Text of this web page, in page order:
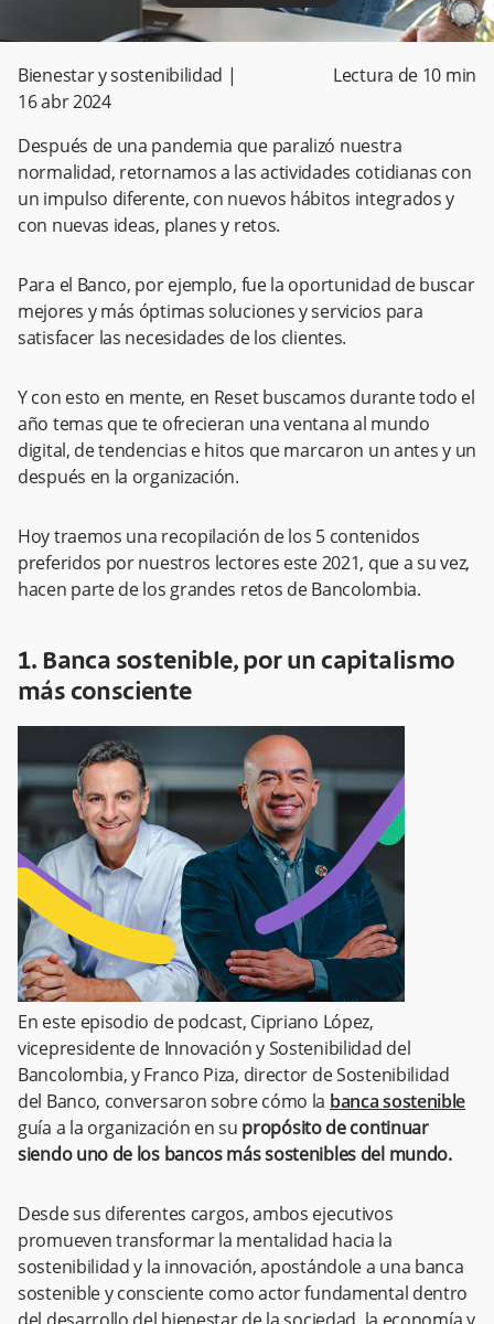
Bienestar y sostenibilidad |
16 abr 2024
Lectura de 10 min
Después de una pandemia que paralizó nuestra
normalidad, retornamos a las actividades cotidianas con
un impulso diferente, con nuevos hábitos integrados y
con nuevas ideas, planes y retos.
Para el Banco, por ejemplo, fue la oportunidad de buscar
mejores y más óptimas soluciones y servicios para
satisfacer las necesidades de los clientes.
Y con esto en mente, en Reset buscamos durante todo el
año temas que te ofrecieran una ventana al mundo
digital, de tendencias e hitos que marcaron un antes y un
después en la organización.
Hoy traemos una recopilación de los 5 contenidos
preferidos por nuestros lectores este 2021, que a su vez,
hacen parte de los grandes retos de Bancolombia.
1. Banca sostenible, por un capitalismo
más consciente
En este episodio de podcast, Cipriano López,
vicepresidente de Innovación y Sostenibilidad del
Bancolombia, y Franco Piza, director de Sostenibilidad
del Banco, conversaron sobre cómo la banca sostenible
guía a la organización en su propósito de continuar
siendo uno de los bancos más sostenibles del mundo.
Desde sus diferentes cargos, ambos ejecutivos
promueven transformar la mentalidad hacia la
sostenibilidad y la innovación, apostándole a una banca
sostenible y consciente como actor fundamental dentro